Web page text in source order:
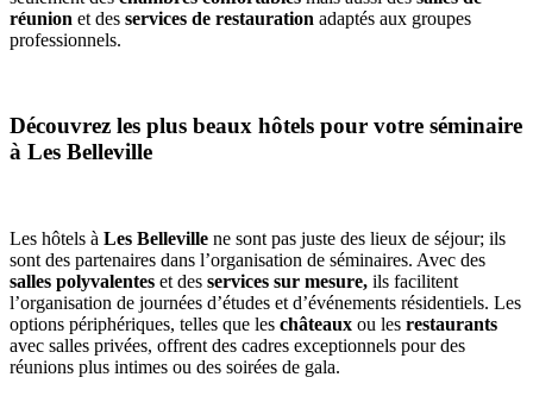
réunion et des services de restauration adaptés aux groupes
professionnels.
Découvrez les plus beaux hôtels pour votre séminaire
à Les Belleville
Les hôtels à Les Belleville ne sont pas juste des lieux de séjour; ils
sont des partenaires dans l’organisation de séminaires. Avec des
salles polyvalentes et des services sur mesure, ils facilitent
l’organisation de journées d’études et d’événements résidentiels. Les
options périphériques, telles que les châteaux ou les restaurants
avec salles privées, offrent des cadres exceptionnels pour des
réunions plus intimes ou des soirées de gala.